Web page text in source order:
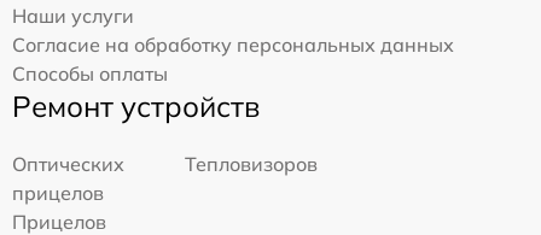
Наши услуги
Согласие на обработку персональных данных
Способы оплаты
Ремонт устройств
Оптических
прицелов
Тепловизоров
Прицелов